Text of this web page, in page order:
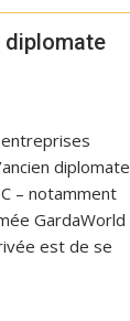
diplomate
entreprises
diplomate
– notamment
GardaWorld
est de se